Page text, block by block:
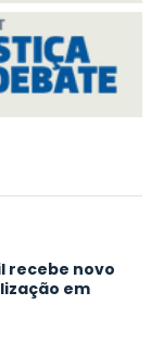
recebe novo
em